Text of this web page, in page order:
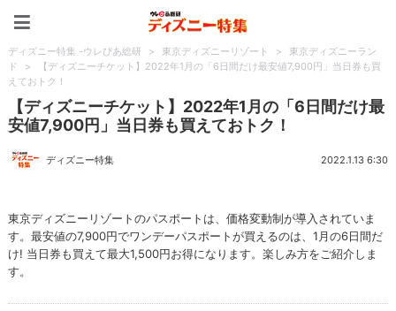
ディズニー特集 -ウレぴあ総研 > 東京ディズニーリゾート >
東京ディズニーラン
ド
>
【ディズニーチケット】2022年1月の「6日間だけ最安値7,900円」当日券も買
えておトク！
【ディズニーチケット】2022年1月の「6日間だけ最
安値7,900円」当日券も買えておトク！
ディズニー特集 2022.1.13 6:30
東京ディズニーリゾートのパスポートは、価格変動制が導入されていま
す。最安値の7,900円でワンデーパスポートが買えるのは、1月の6日間だ
け! 当日券も買えて最大1,500円お得になります。楽しみ方をご紹介しま
す。